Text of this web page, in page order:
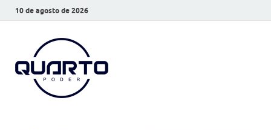
10 de agosto de 2026